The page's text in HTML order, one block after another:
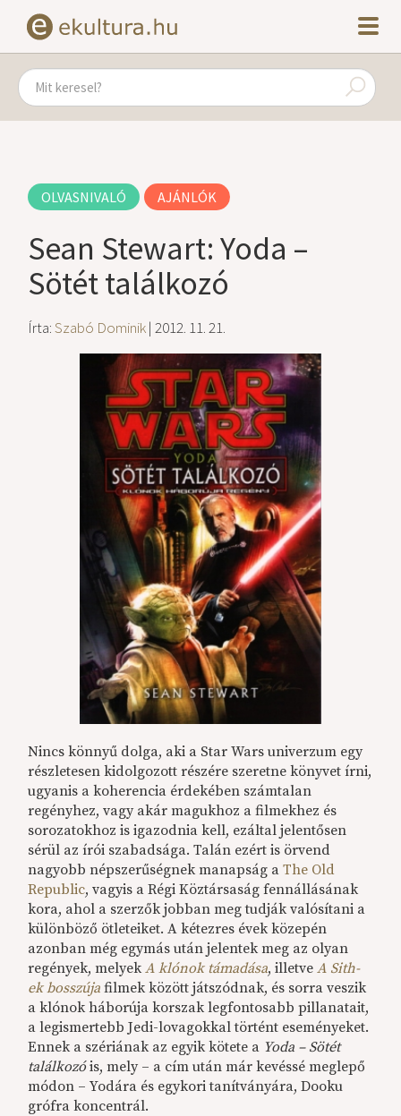
OLVASNIVALÓ AJÁNLÓK
Sean Stewart: Yoda –
Sötét találkozó
Írta:Szabó Dominik| 2012. 11. 21.
Nincs könnyű dolga, aki a Star Wars univerzum egy
részletesen kidolgozott részére szeretne könyvet írni,
ugyanis a koherencia érdekében számtalan
regényhez, vagy akár magukhoz a filmekhez és
sorozatokhoz is igazodnia kell, ezáltal jelentősen
sérül az írói szabadsága. Talán ezért is örvend
nagyobb népszerűségnek manapság aThe Old
Republic, vagyis a Régi Köztársaság fennállásának
kora, ahol a szerzők jobban meg tudják valósítani a
különböző ötleteiket. A kétezres évek közepén
azonban még egymás után jelentek meg az olyan
regények, melyekA klónok támadása, illetveA Sith-
ek bosszúja filmek között játszódnak, és sorra veszik
a klónok háborúja korszak legfontosabb pillanatait,
a legismertebb Jedi-lovagokkal történt eseményeket.
Ennek a szériának az egyik kötete a Yoda – Sötét
találkozóis, mely – a cím után már kevéssé meglepő
módon – Yodára és egykori tanítványára, Dooku
grófra koncentrál.